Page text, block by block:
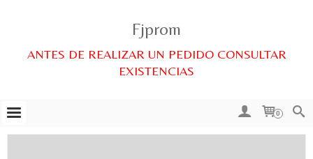
Fjprom
ANTES DE REALIZAR UN PEDIDO CONSULTAR
EXISTENCIAS
0